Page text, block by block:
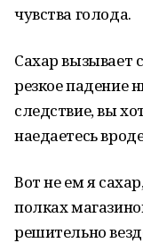
чувства голода.
Сахар вызывает
резкое падение
следствие, вы
наедаетесь
Вот не ем я
полках
решительно